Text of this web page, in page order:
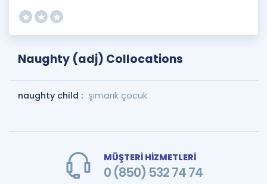
Naughty (adj) Collocations
naughty child : şımarık çocuk
MÜŞTERİ HİZMETLERİ
0 (850) 532 74 74